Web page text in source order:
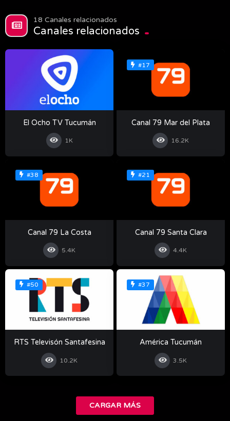
18 Canales relacionados
Canales relacionados
El Ocho TV Tucumán
1K
#17
Canal 79 Mar del Plata
16.2K
#38
Canal 79 La Costa
5.4K
#21
Canal 79 Santa Clara
4.4K
#50
RTS Televisón Santafesina
10.2K
#37
América Tucumán
3.5K
CARGAR MÁS